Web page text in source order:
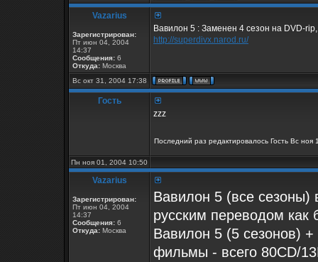
Vazarius
Зарегистрирован:
Пт июн 04, 2004
14:37
Сообщения: 6
Откуда: Москва
Вавилон 5 : Заменен 4 сезон на DVD-
http://superdivx.narod.ru/
Вс окт 31, 2004 17:38
Гость
zzz
Последний раз редактировалось Гость Вс
Пн ноя 01, 2004 10:50
Vazarius
Зарегистрирован:
Пт июн 04, 2004
14:37
Сообщения: 6
Откуда: Москва
Вавилон 5 (все сезоны)
русским переводом как
Вавилон 5 (5 сезонов)
фильмы - всего 80CD/